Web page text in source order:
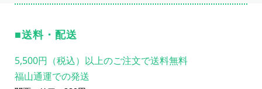
送料・配送
5,500円（税込）以上のご注文で送料無料
福山通運での発送